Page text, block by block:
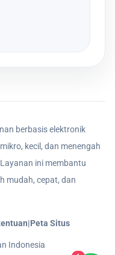
berbasis elektronik
kecil, dan menengah
ini membantu
mudah, cepat, dan
|Peta Situs
Indonesia